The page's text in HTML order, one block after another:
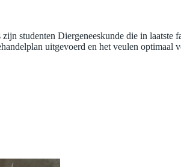
studenten Diergeneeskunde die in
uitgevoerd en het veulen optimaal